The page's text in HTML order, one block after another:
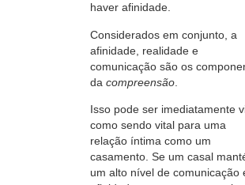
haver afinidade.
Considerados em conjunto, a
afinidade, realidade e
comunicação são os
da compreensão
Isso pode ser imediatamente
como sendo vital para uma
relação íntima como um
casamento. Se um casal
um alto nível de comunicação